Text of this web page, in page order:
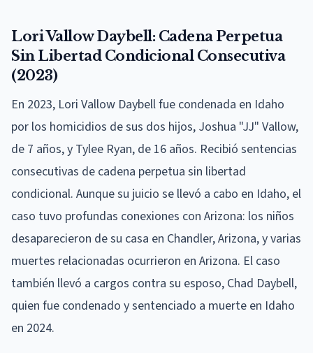
Lori Vallow Daybell: Cadena Perpetua
Sin Libertad Condicional Consecutiva
(2023)
En 2023, Lori Vallow Daybell fue condenada en Idaho
por los homicidios de sus dos hijos, Joshua "JJ" Vallow,
de 7 años, y Tylee Ryan, de 16 años. Recibió sentencias
consecutivas de cadena perpetua sin libertad
condicional. Aunque su juicio se llevó a cabo en Idaho, el
caso tuvo profundas conexiones con Arizona: los niños
desaparecieron de su casa en Chandler, Arizona, y varias
muertes relacionadas ocurrieron en Arizona. El caso
también llevó a cargos contra su esposo, Chad Daybell,
quien fue condenado y sentenciado a muerte en Idaho
en 2024.